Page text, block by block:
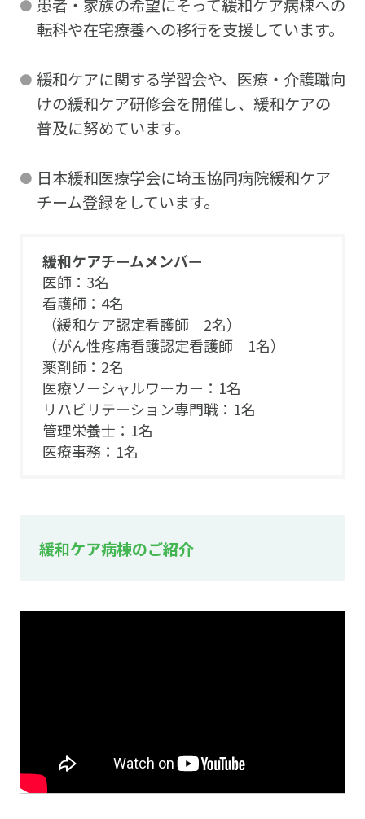
転科や在宅療養への移行を支援しています。
緩和ケアに関する学習会や、医療・介護職向
けの緩和ケア研修会を開催し、緩和ケアの
普及に努めています。
日本緩和医療学会に埼玉協同病院緩和ケア
チーム登録をしています。
緩和ケアチームメンバー
医師：3名
看護師：4名
（緩和ケア認定看護師 2名）
（がん性疼痛看護認定看護師 1名）
薬剤師：2名
医療ソーシャルワーカー：1名
リハビリテーション専門職：1名
管理栄養士：1名
医療事務：1名
緩和ケア病棟のご紹介